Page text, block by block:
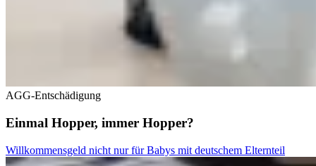
AGG-Entschädigung
Einmal Hopper, immer Hopper?
Willkommensgeld nicht nur für Babys mit deutschem Elternteil